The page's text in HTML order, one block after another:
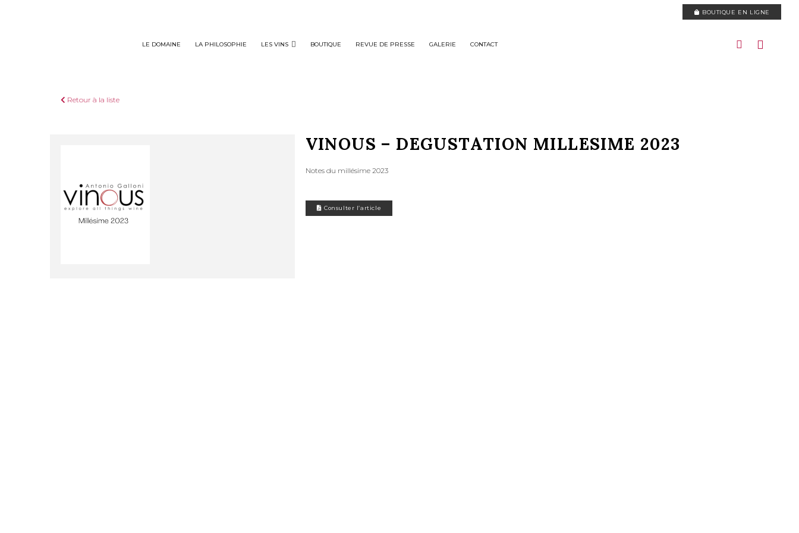
BOUTIQUE EN LIGNE
LE DOMAINE LA PHILOSOPHIE LES VINS BOUTIQUE REVUE DE PRESSE GALERIE CONTACT
Retour à la liste
VINOUS – DEGUSTATION MILLESIME 2023
Notes du millésime 2023
Consulter l’article